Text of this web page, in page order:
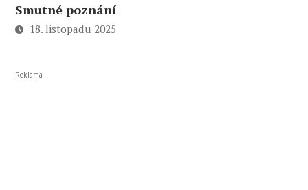
Smutné poznání
18. listopadu 2025
Reklama